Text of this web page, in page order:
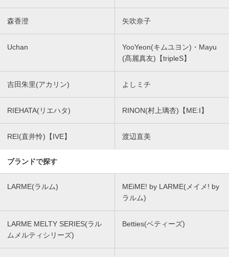
森香澄 矢吹奈子
Uchan
YooYeon(キムユヨン)・Mayu
(髙麗真友)【tripleS】
吉田朱里(アカリン) よしミチ
RIEHATA(リエハタ) RINON(村上璃杏)【ME:I】
REI(直井怜)【IVE】 渡辺直美
ブランドで探す
LARME(ラルム)
MEiME! by LARME(メイメ! by
ラルム)
LARME MELTY SERIES(ラル
ムメルティシリーズ)
Betties(ベティーズ)